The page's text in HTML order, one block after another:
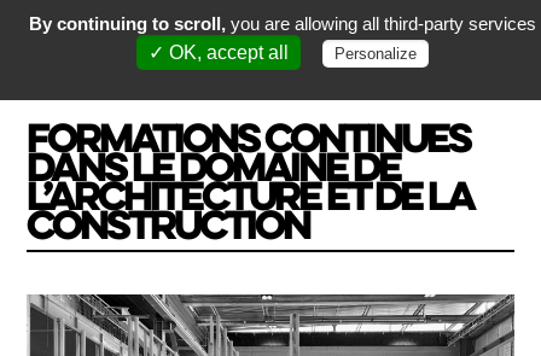
FORMATIONS CONTINUES
DANS LE DOMAINE DE
L’ARCHITECTURE ET DE LA
CONSTRUCTION
By continuing to scroll, you are allowing all third-party services
✓ OK, accept all
Personalize